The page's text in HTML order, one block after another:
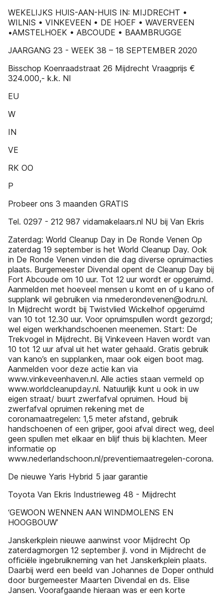
WEKELIJKS HUIS-AAN-HUIS IN: MIJDRECHT •
WILNIS • VINKEVEEN • DE HOEF • WAVERVEEN
•AMSTELHOEK • ABCOUDE • BAAMBRUGGE
JAARGANG 23 - WEEK 38 – 18 SEPTEMBER 2020
Bisschop Koenraadstraat 26 Mijdrecht Vraagprijs €
324.000,- k.k. NI
EU
W
IN
VE
RK OO
P
Probeer ons 3 maanden GRATIS
Tel. 0297 - 212 987 vidamakelaars.nl NU bij Van Ekris
Zaterdag: World Cleanup Day in De Ronde Venen Op
zaterdag 19 september is het World Cleanup Day. Ook
in De Ronde Venen vinden die dag diverse opruimacties
plaats. Burgemeester Divendal opent de Cleanup Day bij
Fort Abcoude om 10 uur. Tot 12 uur wordt er opgeruimd.
Aanmelden met hoeveel mensen u komt en of u kano of
supplank wil gebruiken via nmederondevenen@odru.nl.
In Mijdrecht wordt bij Twistvlied Wickelhof opgeruimd
van 10 tot 12.30 uur. Voor opruimspullen wordt gezorgd;
wel eigen werkhandschoenen meenemen. Start: De
Trekvogel in Mijdrecht. Bij Vinkeveen Haven wordt van
10 tot 12 uur afval uit het water gehaald. Gratis gebruik
van kano’s en supplanken, maar ook eigen boot mag.
Aanmelden voor deze actie kan via
www.vinkeveenhaven.nl. Alle acties staan vermeld op
www.worldcleanupday.nl. Natuurlijk kunt u ook in uw
eigen straat/ buurt zwerfafval opruimen. Houd bij
zwerfafval opruimen rekening met de
coronamaatregelen: 1,5 meter afstand, gebruik
handschoenen of een grijper, gooi afval direct weg, deel
geen spullen met elkaar en blijf thuis bij klachten. Meer
informatie op
www.nederlandschoon.nl/preventiemaatregelen-corona.
De nieuwe Yaris Hybrid 5 jaar garantie
Toyota Van Ekris Industrieweg 48 - Mijdrecht
‘GEWOON WENNEN AAN WINDMOLENS EN
HOOGBOUW’
Janskerkplein nieuwe aanwinst voor Mijdrecht Op
zaterdagmorgen 12 september jl. vond in Mijdrecht de
officiële ingebruikneming van het Janskerkplein plaats.
Daarbij werd een beeld van Johannes de Doper onthuld
door burgemeester Maarten Divendal en ds. Elise
Jansen. Voorafgaande hieraan was er een korte